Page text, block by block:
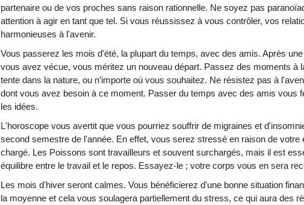
partenaire ou de vos proches sans raison rationnelle. Ne soyez pas
attention à agir en tant que tel. Si vous réussissez à vous contrôler, vos
harmonieuses à l'avenir.
Vous passerez les mois d'été, la plupart du temps, avec des amis. Après
vous avez vécue, vous méritez un nouveau départ. Passez des moments à
tente dans la nature, ou n’importe où vous souhaitez. Ne résistez pas à
dont vous avez besoin à ce moment. Passer du temps avec des amis vous
les idées.
L'horoscope vous avertit que vous pourriez souffrir de migraines et
second semestre de l'année. En effet, vous serez stressé en raison de votre
chargé. Les Poissons sont travailleurs et souvent surchargés, mais il est
équilibre entre le travail et le repos. Essayez-le ; votre corps vous en sera
Les mois d'hiver seront calmes. Vous bénéficierez d'une bonne situation
la moyenne et cela vous soulagera partiellement du stress, ce qui aura des